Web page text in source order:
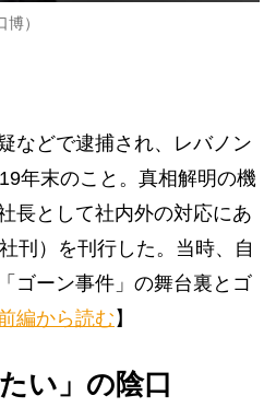
）
などで逮捕され、レバノン
年末のこと。真相解明の機
長として社内外の対応にあ
刊）を刊行した。当時、自
ゴーン事件」の舞台裏とゴ
編から読む】
い」の陰口